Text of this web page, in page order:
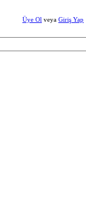
Üye Ol veya Giriş Yap